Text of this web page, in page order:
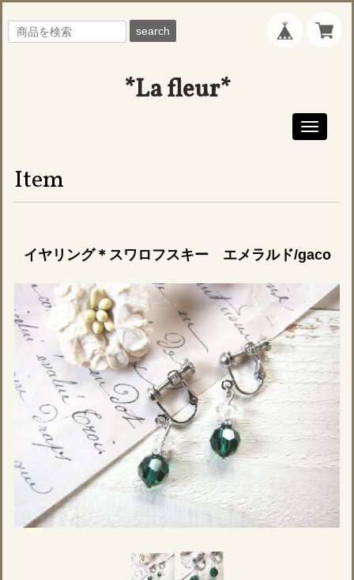
search
*La fleur*
Toggle
Item
イヤリング＊スワロフスキー エメラルド/gaco